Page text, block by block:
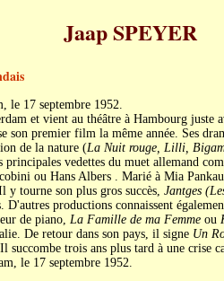
Jaap SPEYER
le 17 septembre 1952.
et vient au théâtre à Hambourg juste
premier film la même année. Ses
de la nature (La Nuit rouge, Lilli,
vedettes du muet allemand
ou Hans Albers . Marié à Mia
y tourne son plus gros succès, Jantges
D'autres productions connaissent
de piano, La Famille de ma Femmeou
De retour dans son pays, il signe Un
succombe trois ans plus tard à une crise
le 17 septembre 1952.